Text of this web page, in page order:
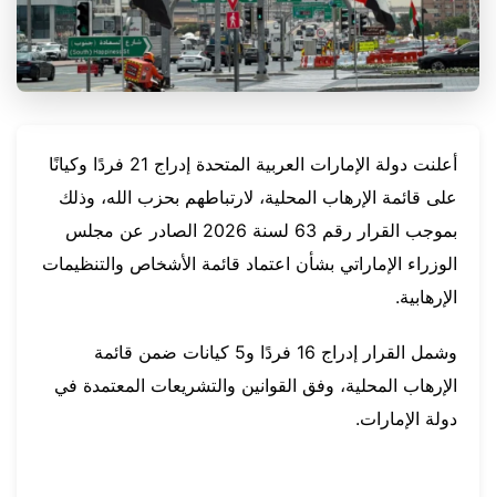
أعلنت دولة الإمارات العربية المتحدة إدراج 21 فردًا وكيانًا
على قائمة الإرهاب المحلية، لارتباطهم بحزب الله، وذلك
بموجب القرار رقم 63 لسنة 2026 الصادر عن مجلس
الوزراء الإماراتي بشأن اعتماد قائمة الأشخاص والتنظيمات
الإرهابية.
وشمل القرار إدراج 16 فردًا و5 كيانات ضمن قائمة
الإرهاب المحلية، وفق القوانين والتشريعات المعتمدة في
دولة الإمارات.